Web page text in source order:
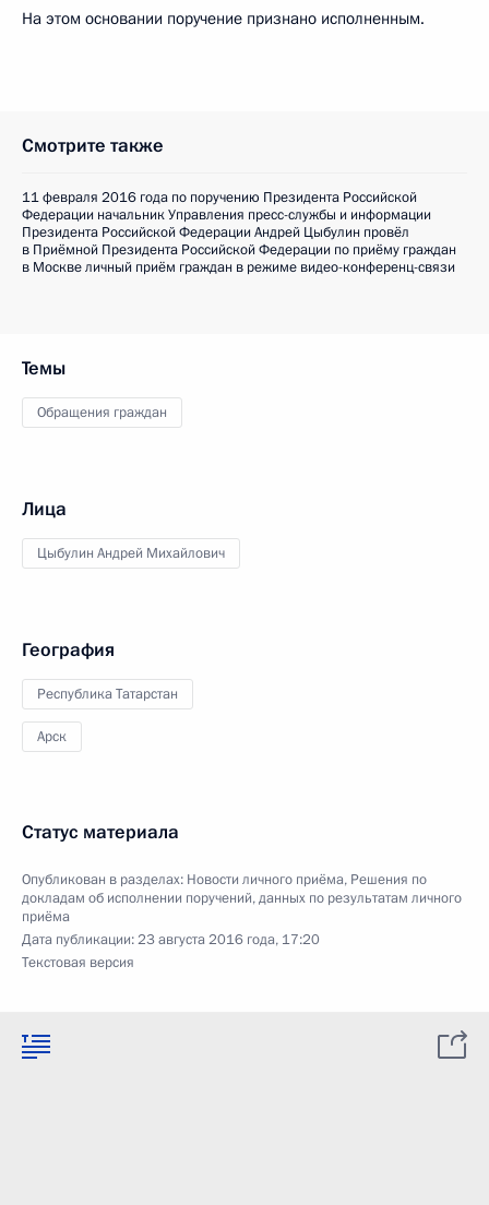
На этом основании поручение признано исполненным.
Смотрите также
11 февраля 2016 года по поручению Президента Российской
Федерации начальник Управления пресс-службы и информации
Президента Российской Федерации Андрей Цыбулин провёл
в Приёмной Президента Российской Федерации по приёму граждан
в Москве личный приём граждан в режиме видео-конференц-связи
Темы
Обращения граждан
Лица
Цыбулин Андрей Михайлович
География
Республика Татарстан
Арск
Статус материала
Опубликован в разделах: Новости личного приёма, Решения по
докладам об исполнении поручений, данных по результатам личного
приёма
Дата публикации:23 августа 2016 года, 17:20
Текстовая версия